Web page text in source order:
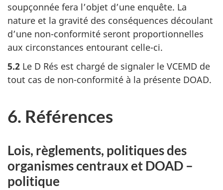
soupçonnée fera l’objet d’une enquête. La
nature et la gravité des conséquences découlant
d’une non-conformité seront proportionnelles
aux circonstances entourant celle-ci.
5.2 Le D Rés est chargé de signaler le VCEMD de
tout cas de non-conformité à la présente DOAD.
6. Références
Lois, règlements, politiques des
organismes centraux et DOAD –
politique